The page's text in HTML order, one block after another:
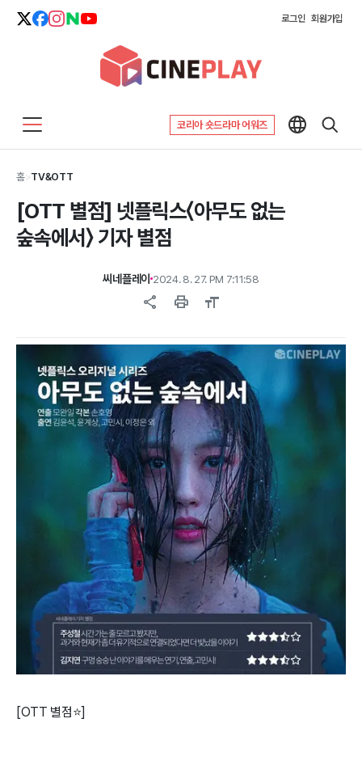
로그인 회원가입
코리아 숏드라마 어워즈
홈>TV&OTT
[OTT 별점] 넷플릭스〈아무도 없는
숲속에서〉 기자 별점
씨네플레이 2024. 8. 27. PM 7:11:58
share print format_size
[OTT 별점⭐]